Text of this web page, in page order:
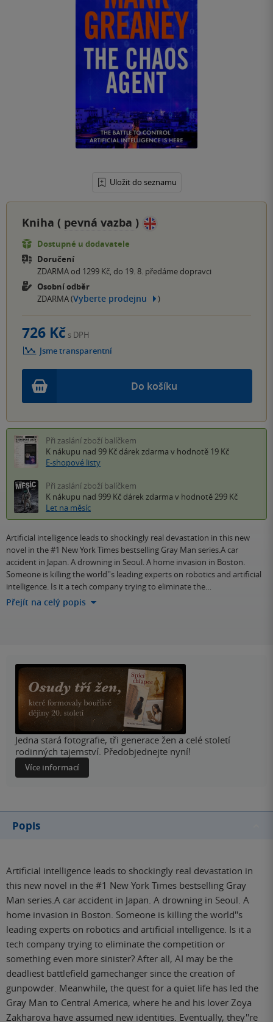
Uložit do seznamu
Kniha ( pevná vazba )
Dostupné u dodavatele
Doručení
ZDARMA od 1299 Kč, do 19. 8. předáme dopravci
Osobní odběr
ZDARMA (Vyberte prodejnu )
Do košíku
726 Kč s DPH
Jsme transparentní
Při zaslání zboží balíčkem
K nákupu nad 99 Kč dárek zdarma v hodnotě 19 Kč
E-shopové listy
Při zaslání zboží balíčkem
K nákupu nad 999 Kč dárek zdarma v hodnotě 299 Kč
Let na měsíc
Artificial intelligence leads to shockingly real devastation in this new
novel in the #1 New York Times bestselling Gray Man series.A car
accident in Japan. A drowning in Seoul. A home invasion in Boston.
Someone is killing the world''s leading experts on robotics and artificial
intelligence. Is it a tech company trying to eliminate the…
Přejít na celý popis
Jedna stará fotografie, tři generace žen a celé století
rodinných tajemství. Předobjednejte nyní!
Více informací
Popis
Artificial intelligence leads to shockingly real devastation in
this new novel in the #1 New York Times bestselling Gray
Man series.A car accident in Japan. A drowning in Seoul. A
home invasion in Boston. Someone is killing the world''s
leading experts on robotics and artificial intelligence. Is it a
tech company trying to eliminate the competition or
something even more sinister? After all, AI may be the
deadliest battlefield gamechanger since the creation of
gunpowder. Meanwhile, the quest for a quiet life has led the
Gray Man to Central America, where he and his lover Zoya
Zakharova have assumed new identities. Eventually, they''re